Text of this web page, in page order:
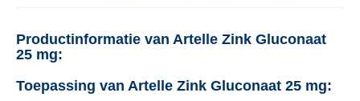
Productinformatie van Artelle Zink Gluconaat
25 mg:
Toepassing van Artelle Zink Gluconaat 25 mg: